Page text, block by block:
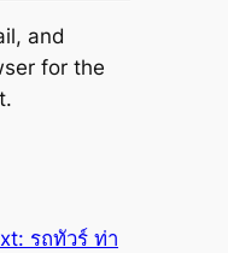
and
for the
รถทัวร์ ท่า